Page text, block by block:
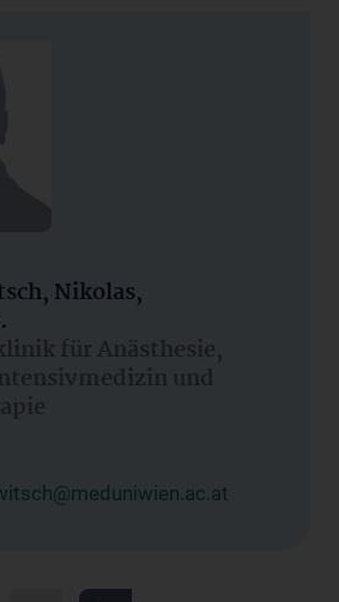
Nikolas,
für Anästhesie,
und